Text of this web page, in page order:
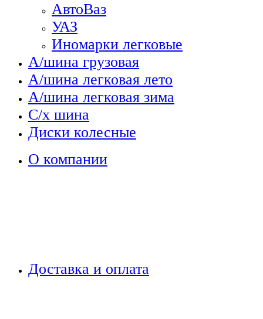
АвтоВаз
УАЗ
Иномарки легковые
А/шина грузовая
А/шина легковая лето
А/шина легковая зима
С/х шина
Диски колесные
О компании
Доставка и оплата